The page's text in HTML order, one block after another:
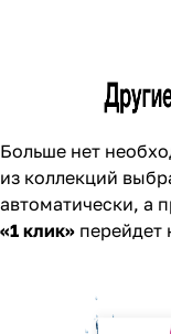
Больше нет
из коллекций
автоматически, а
«1 клик» перейдет